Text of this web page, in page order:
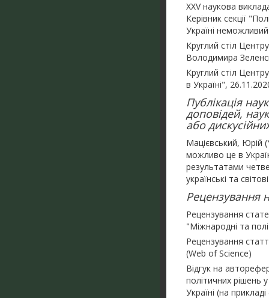
ХХV наукова
Керівник секції
Україні
Круглий стіл
Володимира
Круглий стіл
в Україні",
Публікація
доповідей,
або
Мацієвський, Юрій
можливо це в
результатами
українські та
Рецензування
Рецензування
"Міжнародні та
Рецензування
(Web of Science)
Відгук на
політичних рішень
Україні (на